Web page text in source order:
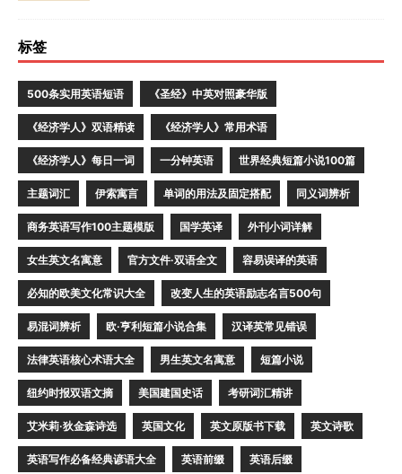
标签
500条实用英语短语 《圣经》中英对照豪华版
《经济学人》双语精读 《经济学人》常用术语
《经济学人》每日一词 一分钟英语 世界经典短篇小说100篇
主题词汇 伊索寓言 单词的用法及固定搭配 同义词辨析
商务英语写作100主题模版 国学英译 外刊小词详解
女生英文名寓意 官方文件·双语全文 容易误译的英语
必知的欧美文化常识大全 改变人生的英语励志名言500句
易混词辨析 欧·亨利短篇小说合集 汉译英常见错误
法律英语核心术语大全 男生英文名寓意 短篇小说
纽约时报双语文摘 美国建国史话 考研词汇精讲
艾米莉·狄金森诗选 英国文化 英文原版书下载 英文诗歌
英语写作必备经典谚语大全 英语前缀 英语后缀